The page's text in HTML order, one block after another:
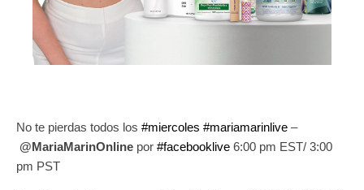
No te pierdas todos los #miercoles #mariamarinlive –
@MariaMarinOnline por #facebooklive 6:00 pm EST/ 3:00
pm PST